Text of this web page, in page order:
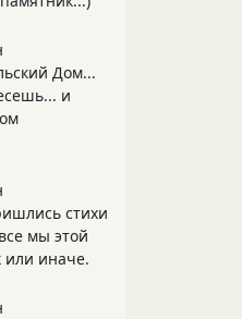
Дом...
и
стихи
мы этой
или иначе.